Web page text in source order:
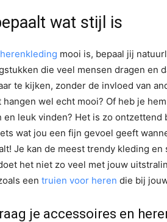
wat stijl is
herenkleding mooi is, bepaal jij
die veel mensen dragen en
te kijken, zonder de invloed van
hangen wel echt mooi? Of heb je
en leuk vinden? Het is zo
wat jou een fijn gevoel geeft
Je kan de meest trendy kleding
het niet zo veel met jouw
een truien voor heren die bij
je accessoires en